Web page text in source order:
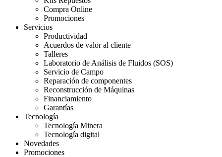
Compra Online
Promociones
Servicios
Productividad
Acuerdos de valor al cliente
Talleres
Laboratorio de Análisis de Fluidos (SOS)
Servicio de Campo
Reparación de componentes
Reconstrucción de Máquinas
Financiamiento
Garantías
Tecnología
Tecnología Minera
Tecnología digital
Novedades
Promociones